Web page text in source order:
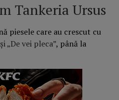
Tankeria Ursus
piesele care au crescut cu
„De vei pleca”, până la